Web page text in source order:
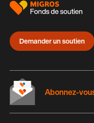
Demander un soutien
Abonnez-